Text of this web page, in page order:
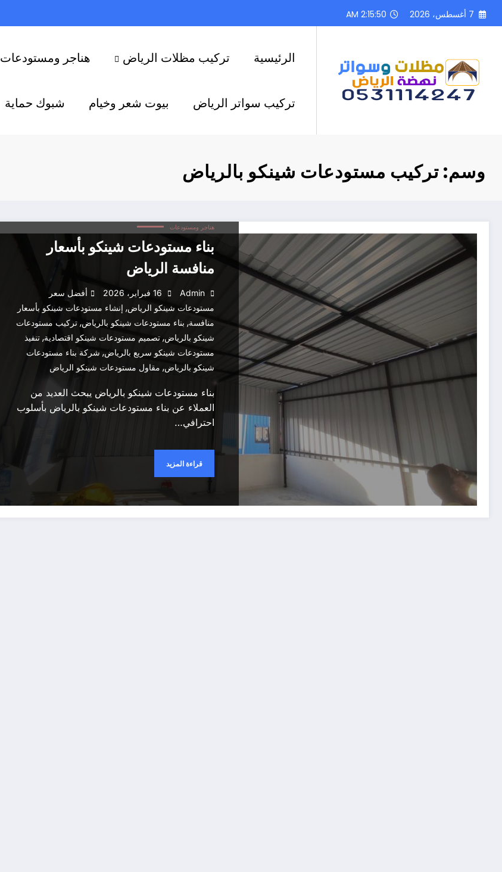
التجاوز
7 أغسطس، 2026 2:15:51 AM
الرئيسية تركيب مظلات الرياض هناجر ومستودعات
تركيب سواتر الرياض بيوت شعر وخيام شبوك حماية
وسم: تركيب مستودعات شينكو بالرياض
هناجر ومستودعات
بناء مستودعات شينكو بأسعار
منافسة الرياض
Admin 16 فبراير، 2026
أفضل سعر
مستودعات شينكو الرياض, إنشاء مستودعات شينكو بأسعار
منافسة, بناء مستودعات شينكو بالرياض, تركيب مستودعات
شينكو بالرياض, تصميم مستودعات شينكو اقتصادية, تنفيذ
مستودعات شينكو سريع بالرياض, شركة بناء مستودعات
شينكو بالرياض, مقاول مستودعات شينكو الرياض
بناء مستودعات شينكو بالرياض يبحث العديد من
العملاء عن بناء مستودعات شينكو بالرياض بأسلوب
احترافي…
قراءة المزيد